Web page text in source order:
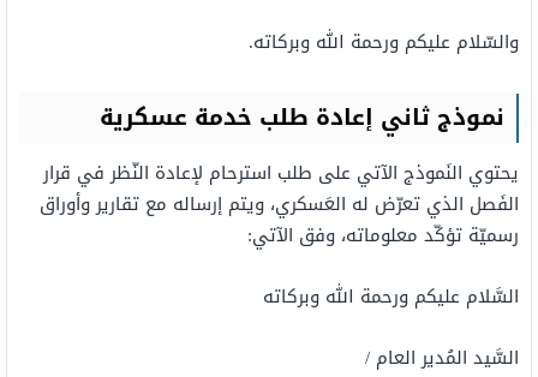
والسّلام عليكم ورحمة الله وبركاته.
نموذج ثاني إعادة طلب خدمة عسكرية
يحتوي النَموذج الآتي على طلب استرحام لإعادة النّظر في قرار
الفَصل الذي تعرّض له العَسكري، ويتم إرساله مع تقارير وأوراق
رسميّة تؤكّد معلوماته، وفق الآتي:
السَّلام عليكم ورحمة الله وبركاته
السَّيد المُدير العام /